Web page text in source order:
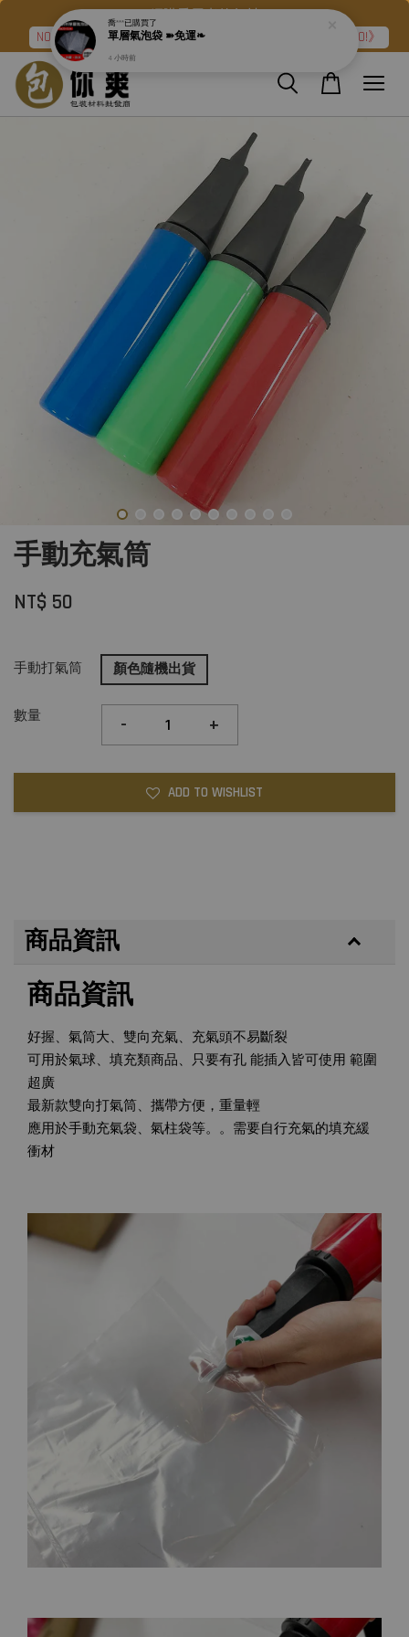
網購愛用者的包材
NO.2➽強力氣泡布『滿二件折120元』再加碼《免運❧GO!》
手動充氣筒
NT$ 50
手動打氣筒 顏色隨機出貨
數量 - +
ADD TO WISHLIST
商品資訊
商品資訊
好握、氣筒大、雙向充氣、充氣頭不易斷裂
可用於氣球、填充類商品、只要有孔 能插入皆可使用 範圍
超廣
最新款雙向打氣筒、攜帶方便，重量輕
應用於手動充氣袋、氣柱袋等。。需要自行充氣的填充緩
衝材